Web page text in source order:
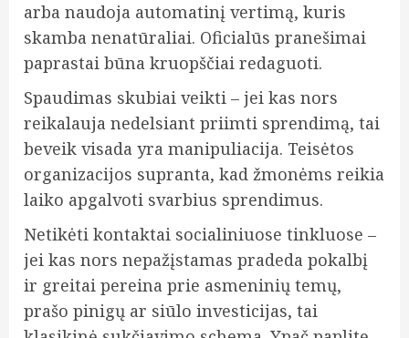
arba naudoja automatinį vertimą, kuris
skamba nenatūraliai. Oficialūs pranešimai
paprastai būna kruopščiai redaguoti.
Spaudimas skubiai veikti – jei kas nors
reikalauja nedelsiant priimti sprendimą, tai
beveik visada yra manipuliacija. Teisėtos
organizacijos supranta, kad žmonėms reikia
laiko apgalvoti svarbius sprendimus.
Netikėti kontaktai socialiniuose tinkluose –
jei kas nors nepažįstamas pradeda pokalbį
ir greitai pereina prie asmeninių temų,
prašo pinigų ar siūlo investicijas, tai